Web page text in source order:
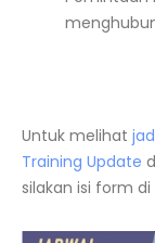
Untuk melihat
Training Update
silakan isi form di